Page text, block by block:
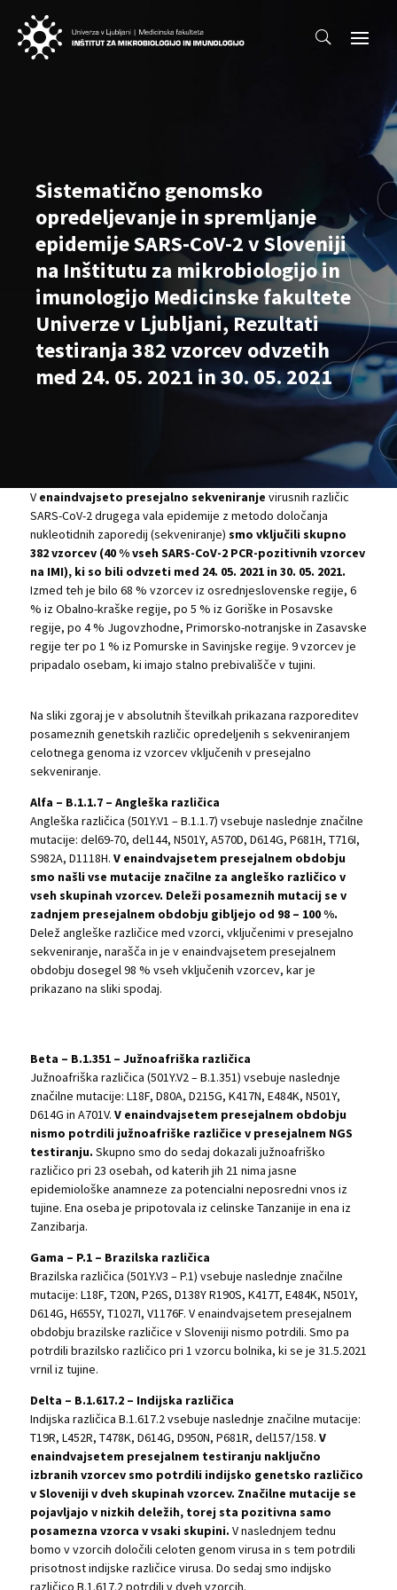
Sistematično genomsko
opredeljevanje in spremljanje
epidemije SARS-CoV-2 v Sloveniji
na Inštitutu za mikrobiologijo in
imunologijo Medicinske fakultete
Univerze v Ljubljani, Rezultati
testiranja 382 vzorcev odvzetih
med 24. 05. 2021 in 30. 05. 2021
V enaindvajseto presejalno sekveniranje virusnih različic
SARS-CoV-2 drugega vala epidemije z metodo določanja
nukleotidnih zaporedij (sekveniranje) smo vključili skupno
382 vzorcev (40 % vseh SARS-CoV-2 PCR-pozitivnih vzorcev
na IMI), ki so bili odvzeti med 24. 05. 2021 in 30. 05. 2021.
Izmed teh je bilo 68 % vzorcev iz osrednjeslovenske regije, 6
% iz Obalno-kraške regije, po 5 % iz Goriške in Posavske
regije, po 4 % Jugovzhodne, Primorsko-notranjske in Zasavske
regije ter po 1 % iz Pomurske in Savinjske regije. 9 vzorcev je
pripadalo osebam, ki imajo stalno prebivališče v tujini.
Na sliki zgoraj je v absolutnih številkah prikazana razporeditev
posameznih genetskih različic opredeljenih s sekveniranjem
celotnega genoma iz vzorcev vključenih v presejalno
sekveniranje.
Alfa – B.1.1.7 – Angleška različica
Angleška različica (501Y.V1 – B.1.1.7) vsebuje naslednje značilne
mutacije: del69-70, del144, N501Y, A570D, D614G, P681H, T716I,
S982A, D1118H. V enaindvajsetem presejalnem obdobju
smo našli vse mutacije značilne za angleško različico v
vseh skupinah vzorcev. Deleži posameznih mutacij se v
zadnjem presejalnem obdobju gibljejo od 98 – 100 %.
Delež angleške različice med vzorci, vključenimi v presejalno
sekveniranje, narašča in je v enaindvajsetem presejalnem
obdobju dosegel 98 % vseh vključenih vzorcev, kar je
prikazano na sliki spodaj.
Beta – B.1.351 – Južnoafriška različica
Južnoafriška različica (501Y.V2 – B.1.351) vsebuje naslednje
značilne mutacije: L18F, D80A, D215G, K417N, E484K, N501Y,
D614G in A701V. V enaindvajsetem presejalnem obdobju
nismo potrdili južnoafriške različice v presejalnem NGS
testiranju. Skupno smo do sedaj dokazali južnoafriško
različico pri 23 osebah, od katerih jih 21 nima jasne
epidemiološke anamneze za potencialni neposredni vnos iz
tujine. Ena oseba je pripotovala iz celinske Tanzanije in ena iz
Zanzibarja.
Gama – P.1 – Brazilska različica
Brazilska različica (501Y.V3 – P.1) vsebuje naslednje značilne
mutacije: L18F, T20N, P26S, D138Y R190S, K417T, E484K, N501Y,
D614G, H655Y, T1027I, V1176F. V enaindvajsetem presejalnem
obdobju brazilske različice v Sloveniji nismo potrdili. Smo pa
potrdili brazilsko različico pri 1 vzorcu bolnika, ki se je 31.5.2021
vrnil iz tujine.
Delta – B.1.617.2 – Indijska različica
Indijska različica B.1.617.2 vsebuje naslednje značilne mutacije:
T19R, L452R, T478K, D614G, D950N, P681R, del157/158. V
enaindvajsetem presejalnem testiranju naključno
izbranih vzorcev smo potrdili indijsko genetsko različico
v Sloveniji v dveh skupinah vzorcev. Značilne mutacije se
pojavljajo v nizkih deležih, torej sta pozitivna samo
posamezna vzorca v vsaki skupini. V naslednjem tednu
bomo v vzorcih določili celoten genom virusa in s tem potrdili
prisotnost indijske različice virusa. Do sedaj smo indijsko
različico B.1.617.2 potrdili v dveh vzorcih.